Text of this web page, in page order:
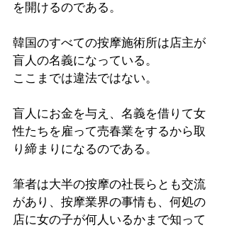
を開けるのである。
韓国のすべての按摩施術所は店主が
盲人の名義になっている。
ここまでは違法ではない。
盲人にお金を与え、名義を借りて女
性たちを雇って売春業をするから取
り締まりになるのである。
筆者は大半の按摩の社長らとも交流
があり、按摩業界の事情も、何処の
店に女の子が何人いるかまで知って